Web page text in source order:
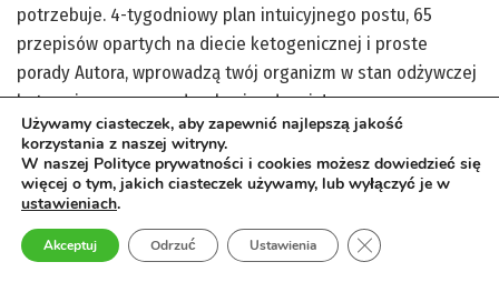
potrzebuje. 4-tygodniowy plan intuicyjnego postu, 65
przepisów opartych na diecie ketogenicznej i proste
porady Autora, wprowadzą twój organizm w stan odżywczej
ketozy i pomogą w odzyskaniu zdrowia!
Używamy ciasteczek, aby zapewnić najlepszą jakość
korzystania z naszej witryny.
W naszej Polityce prywatności i cookies możesz dowiedzieć się
więcej o tym, jakich ciasteczek używamy, lub wyłączyć je w
ustawieniach.
Akceptuj Odrzuć Ustawienia Zamknij panel